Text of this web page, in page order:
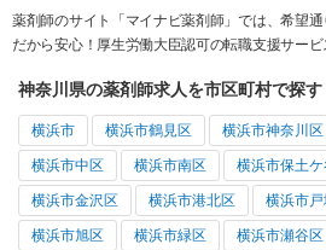
薬剤師のサイト「マイナビ薬剤師」では、希望
だから安心！厚生労働大臣認可の転職支援サービ
神奈川県の薬剤師求人を市区町村で探す
横浜市 横浜市鶴見区 横浜市神奈川区
横浜市中区 横浜市南区 横浜市保土
横浜市金沢区 横浜市港北区 横浜市
横浜市旭区 横浜市緑区 横浜市瀬谷区